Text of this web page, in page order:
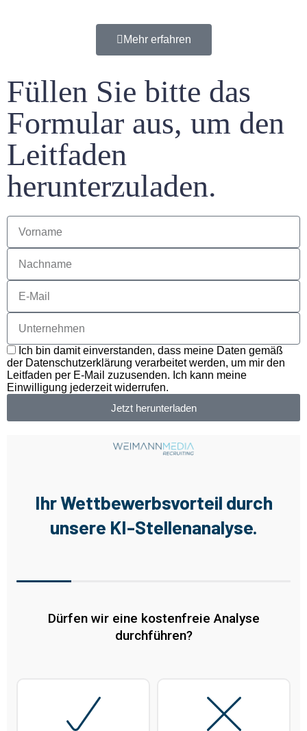
Mehr erfahren
Füllen Sie bitte das
Formular aus, um den
Leitfaden
herunterzuladen.
Ich bin damit einverstanden, dass meine Daten gemäß
der Datenschutzerklärung verarbeitet werden, um mir den
Leitfaden per E-Mail zuzusenden. Ich kann meine
Einwilligung jederzeit widerrufen.
Jetzt herunterladen